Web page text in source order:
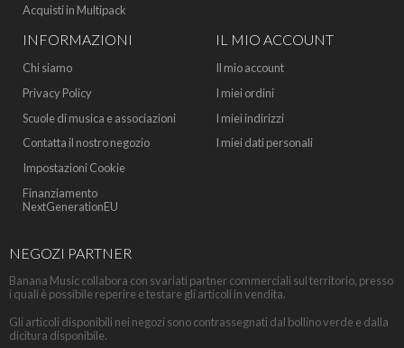
Acquisti in Multipack
INFORMAZIONI
Chi siamo
Privacy Policy
Scuole di musica e associazioni
Contatta il nostro negozio
Impostazioni Cookie
Finanziamento
NextGenerationEU
IL MIO ACCOUNT
Il mio account
I miei ordini
I miei indirizzi
I miei dati personali
NEGOZI PARTNER
Banana Music collabora con svariati partner commerciali sul territorio, presso
i quali è possibile reperire e testare gli articoli in vendita.
Gli articoli disponibili nei negozi sono contrassegnati dal bollino verde e dalla
dicitura disponibile.